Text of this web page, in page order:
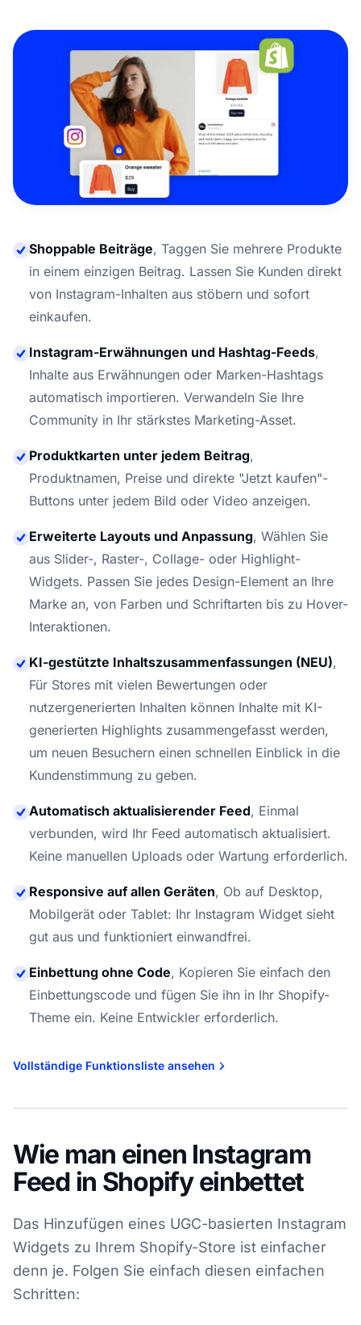
Shoppable Beiträge, Taggen Sie mehrere Produkte
in einem einzigen Beitrag. Lassen Sie Kunden direkt
von Instagram-Inhalten aus stöbern und sofort
einkaufen.
Instagram-Erwähnungen und Hashtag-Feeds,
Inhalte aus Erwähnungen oder Marken-Hashtags
automatisch importieren. Verwandeln Sie Ihre
Community in Ihr stärkstes Marketing-Asset.
Produktkarten unter jedem Beitrag,
Produktnamen, Preise und direkte "Jetzt kaufen"-
Buttons unter jedem Bild oder Video anzeigen.
Erweiterte Layouts und Anpassung, Wählen Sie
aus Slider-, Raster-, Collage- oder Highlight-
Widgets. Passen Sie jedes Design-Element an Ihre
Marke an, von Farben und Schriftarten bis zu Hover-
Interaktionen.
KI-gestützte Inhaltszusammenfassungen (NEU),
Für Stores mit vielen Bewertungen oder
nutzergenerierten Inhalten können Inhalte mit KI-
generierten Highlights zusammengefasst werden,
um neuen Besuchern einen schnellen Einblick in die
Kundenstimmung zu geben.
Automatisch aktualisierender Feed, Einmal
verbunden, wird Ihr Feed automatisch aktualisiert.
Keine manuellen Uploads oder Wartung erforderlich.
Responsive auf allen Geräten, Ob auf Desktop,
Mobilgerät oder Tablet: Ihr Instagram Widget sieht
gut aus und funktioniert einwandfrei.
Einbettung ohne Code, Kopieren Sie einfach den
Einbettungscode und fügen Sie ihn in Ihr Shopify-
Theme ein. Keine Entwickler erforderlich.
Vollständige Funktionsliste ansehen
Wie man einen Instagram
Feed in Shopify einbettet
Das Hinzufügen eines UGC-basierten Instagram
Widgets zu Ihrem Shopify-Store ist einfacher
denn je. Folgen Sie einfach diesen einfachen
Schritten: